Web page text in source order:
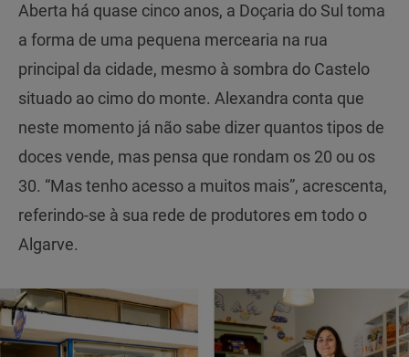
Aberta há quase cinco anos, a Doçaria do Sul toma
a forma de uma pequena mercearia na rua
principal da cidade, mesmo à sombra do Castelo
situado ao cimo do monte. Alexandra conta que
neste momento já não sabe dizer quantos tipos de
doces vende, mas pensa que rondam os 20 ou os
30. “Mas tenho acesso a muitos mais”, acrescenta,
referindo-se à sua rede de produtores em todo o
Algarve.